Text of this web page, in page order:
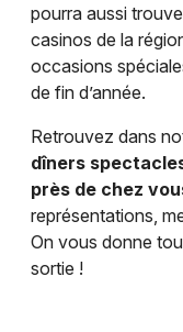
pourra aussi
casinos de la
occasions
de fin d’année.
Retrouvez dans
dîners
près de chez
représentations,
On vous donne
sortie !